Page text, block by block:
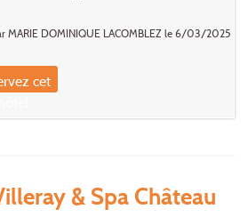
MARIE DOMINIQUE LACOMBLEZ le 6/03/2025
cet
& Spa Château